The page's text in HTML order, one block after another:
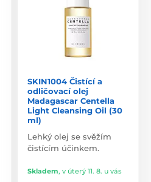
SKIN1004 Čistící a
odličovací olej
Madagascar Centella
Light Cleansing Oil (30
ml)
Lehký olej se svěžím
čistícím účinkem.
Skladem, v úterý 11. 8. u vás